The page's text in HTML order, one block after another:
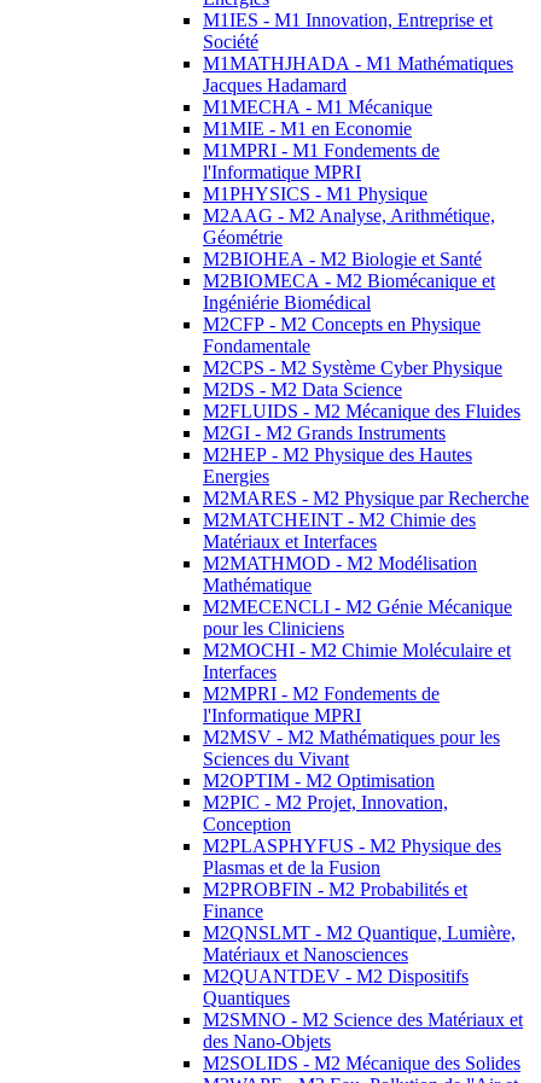
M1IES - M1 Innovation, Entreprise et
Société
M1MATHJHADA - M1 Mathématiques
Jacques Hadamard
M1MECHA - M1 Mécanique
M1MIE - M1 en Economie
M1MPRI - M1 Fondements de
l'Informatique MPRI
M1PHYSICS - M1 Physique
M2AAG - M2 Analyse, Arithmétique,
Géométrie
M2BIOHEA - M2 Biologie et Santé
M2BIOMECA - M2 Biomécanique et
Ingéniérie Biomédical
M2CFP - M2 Concepts en Physique
Fondamentale
M2CPS - M2 Système Cyber Physique
M2DS - M2 Data Science
M2FLUIDS - M2 Mécanique des Fluides
M2GI - M2 Grands Instruments
M2HEP - M2 Physique des Hautes
Energies
M2MARES - M2 Physique par Recherche
M2MATCHEINT - M2 Chimie des
Matériaux et Interfaces
M2MATHMOD - M2 Modélisation
Mathématique
M2MECENCLI - M2 Génie Mécanique
pour les Cliniciens
M2MOCHI - M2 Chimie Moléculaire et
Interfaces
M2MPRI - M2 Fondements de
l'Informatique MPRI
M2MSV - M2 Mathématiques pour les
Sciences du Vivant
M2OPTIM - M2 Optimisation
M2PIC - M2 Projet, Innovation,
Conception
M2PLASPHYFUS - M2 Physique des
Plasmas et de la Fusion
M2PROBFIN - M2 Probabilités et
Finance
M2QNSLMT - M2 Quantique, Lumière,
Matériaux et Nanosciences
M2QUANTDEV - M2 Dispositifs
Quantiques
M2SMNO - M2 Science des Matériaux et
des Nano-Objets
M2SOLIDS - M2 Mécanique des Solides